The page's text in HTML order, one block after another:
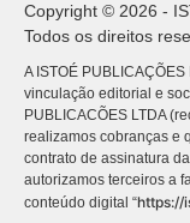
Copyright © 2026 -
Todos os direitos
A ISTOÉ
vinculação editorial e
PUBLICACÕES LTDA
realizamos cobranças e
contrato de assinatura
autorizamos terceiros a
conteúdo digital “https://